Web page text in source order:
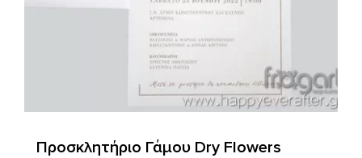
Προσκλητήριο Γάμου Dry Flowers